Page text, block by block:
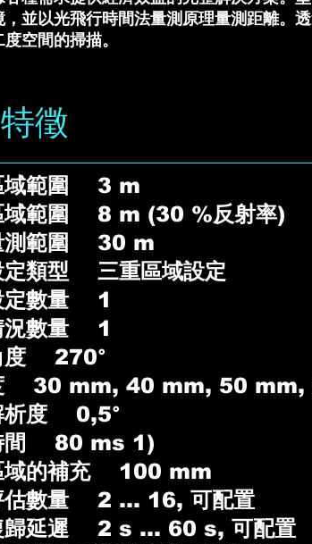
，並以光飛行時間法量測原理量測距離。
度空間的掃描。
特徵
域範圍 3 m
域範圍 8 m (30 %反射率)
測範圍 30 m
定類型 三重區域設定
定數量 1
況數量 1
度 270°
30 mm, 40 mm, 50 mm,
析度 0,5°
間 80 ms 1)
域的補充 100 mm
估數量 2 ... 16, 可配置
歸延遲 2 s ... 60 s, 可配置